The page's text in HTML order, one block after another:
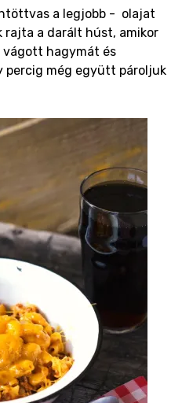
a legjobb - olajat
a darált húst, amikor
vágott hagymát és
percig még együtt pároljuk